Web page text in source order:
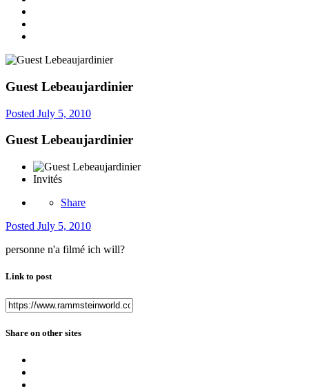
Guest Lebeaujardinier
Posted July 5, 2010
Guest Lebeaujardinier
Invités
Share
Posted July 5, 2010
personne n'a filmé ich will?
Link to post
Share on other sites